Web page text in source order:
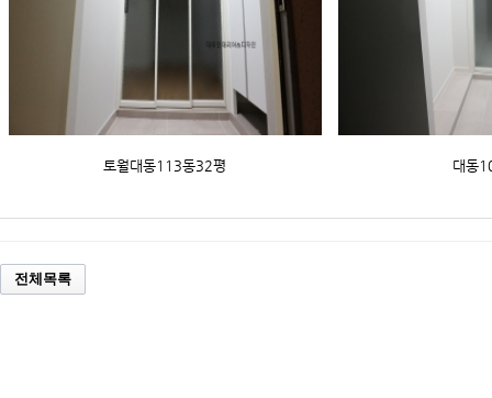
토월대동113동32평 대동
전체목록